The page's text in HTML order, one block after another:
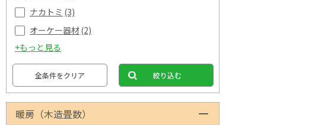
ナカトミ (3)
オーケー器材(2)
+もっと見る
全条件をクリア 絞り込む
暖房（木造畳数）